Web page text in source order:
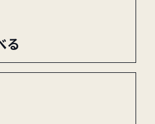
る